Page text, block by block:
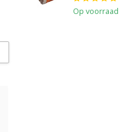
Op voorraad